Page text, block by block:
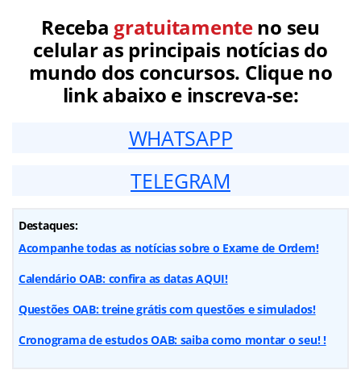
Receba gratuitamenteno seu
celular as principais notícias do
mundo dos concursos. Clique no
link abaixo e inscreva-se:
WHATSAPP
TELEGRAM
Destaques:
Acompanhe todas as notícias sobre o Exame de Ordem!
Calendário OAB: confira as datas AQUI!
Questões OAB: treine grátis com questões e simulados!
Cronograma de estudos OAB: saiba como montar o seu! !